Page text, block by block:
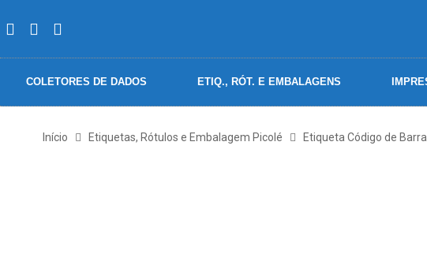
COLETORES DE DADOS ETIQ., RÓT. E EMBALAGENS
Início Etiquetas, Rótulos e Embalagem Picolé Etiqueta Código de